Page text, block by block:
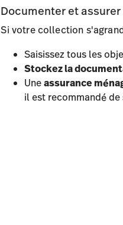
Documenter et
Si votre collection
Saisissez tous les
Stockez la
Uneassurance
il est recommandé de